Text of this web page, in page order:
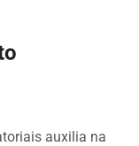
auxilia na